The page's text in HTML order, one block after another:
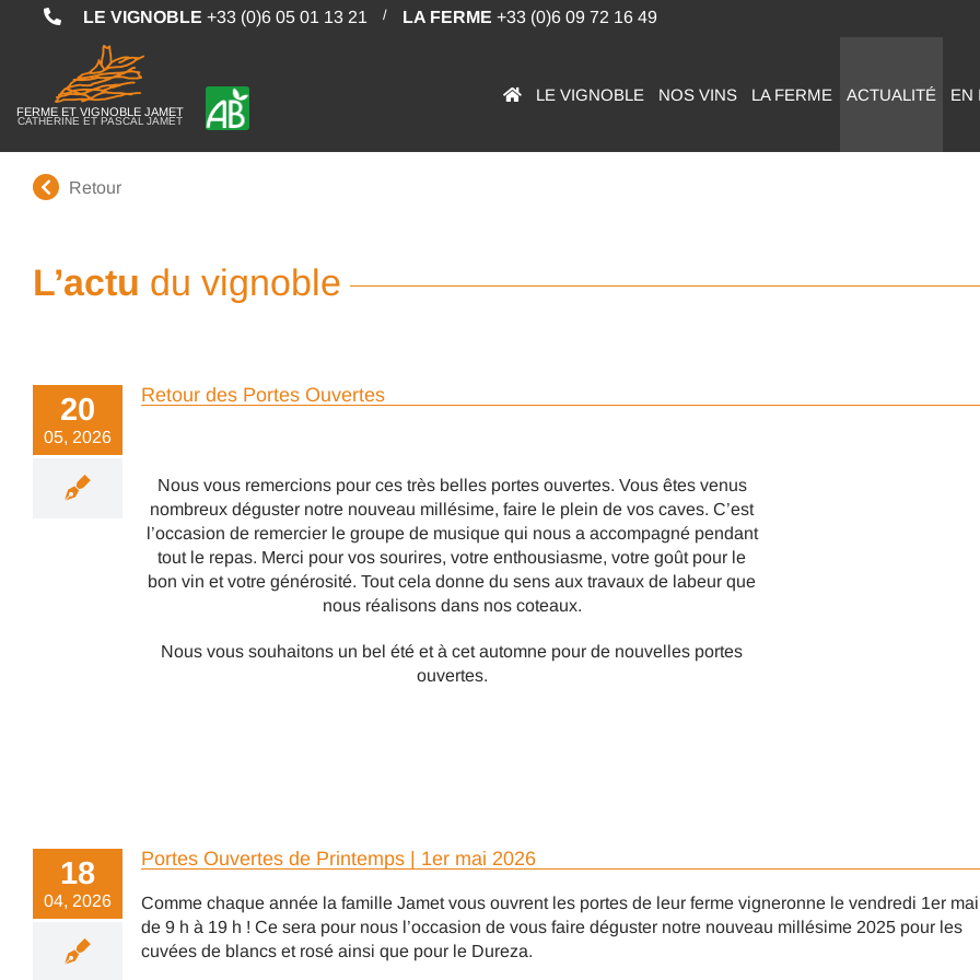
Passer
LE VIGNOBLE +33 (0)6 05 01 13 21 / LA FERME +33 (0)6 09 72 16 49
FERME ET VIGNOBLE JAMET
CATHERINE ET PASCAL JAMET
LE VIGNOBLE NOS VINS LA FERME ACTUALITÉ EN
Retour
L’actu du vignoble
20
05, 2026
Retour des Portes Ouvertes
Nous vous remercions pour ces très belles portes ouvertes. Vous êtes venus
nombreux déguster notre nouveau millésime, faire le plein de vos caves. C’est
l’occasion de remercier le groupe de musique qui nous a accompagné pendant
tout le repas. Merci pour vos sourires, votre enthousiasme, votre goût pour le
bon vin et votre générosité. Tout cela donne du sens aux travaux de labeur que
nous réalisons dans nos coteaux.
Nous vous souhaitons un bel été et à cet automne pour de nouvelles portes
ouvertes.
18
04, 2026
Portes Ouvertes de Printemps | 1er mai 2026
Comme chaque année la famille Jamet vous ouvrent les portes de leur ferme vigneronne le vendredi 1er
de 9 h à 19 h ! Ce sera pour nous l’occasion de vous faire déguster notre nouveau millésime 2025 pour les
cuvées de blancs et rosé ainsi que pour le Dureza.